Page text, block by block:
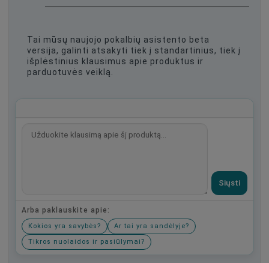
Tai mūsų naujojo pokalbių asistento beta
versija, galinti atsakyti tiek į standartinius, tiek į
išplėstinius klausimus apie produktus ir
parduotuvės veiklą.
Siųsti
Arba paklauskite apie:
Kokios yra savybės?
Ar tai yra sandėlyje?
Tikros nuolaidos ir pasiūlymai?